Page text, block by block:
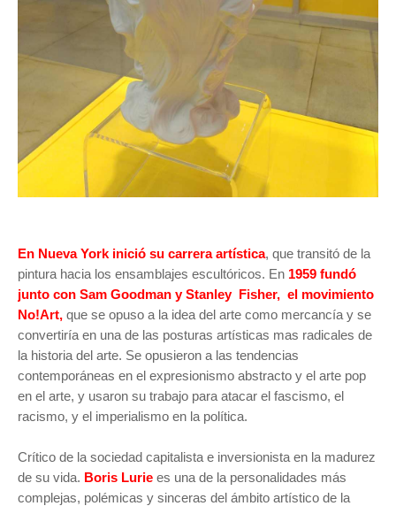
En Nueva York inició su carrera artística, que transitó de la
pintura hacia los ensamblajes escultóricos. En 1959 fundó
junto con Sam Goodman y Stanley Fisher, el movimiento
No!Art, que se opuso a la idea del arte como mercancía y se
convertiría en una de las posturas artísticas mas radicales de
la historia del arte. Se opusieron a las tendencias
contemporáneas en el expresionismo abstracto y el arte pop
en el arte, y usaron su trabajo para atacar el fascismo, el
racismo, y el imperialismo en la política.
Crítico de la sociedad capitalista e inversionista en la madurez
de su vida. Boris Lurie es una de la personalidades más
complejas, polémicas y sinceras del ámbito artístico de la